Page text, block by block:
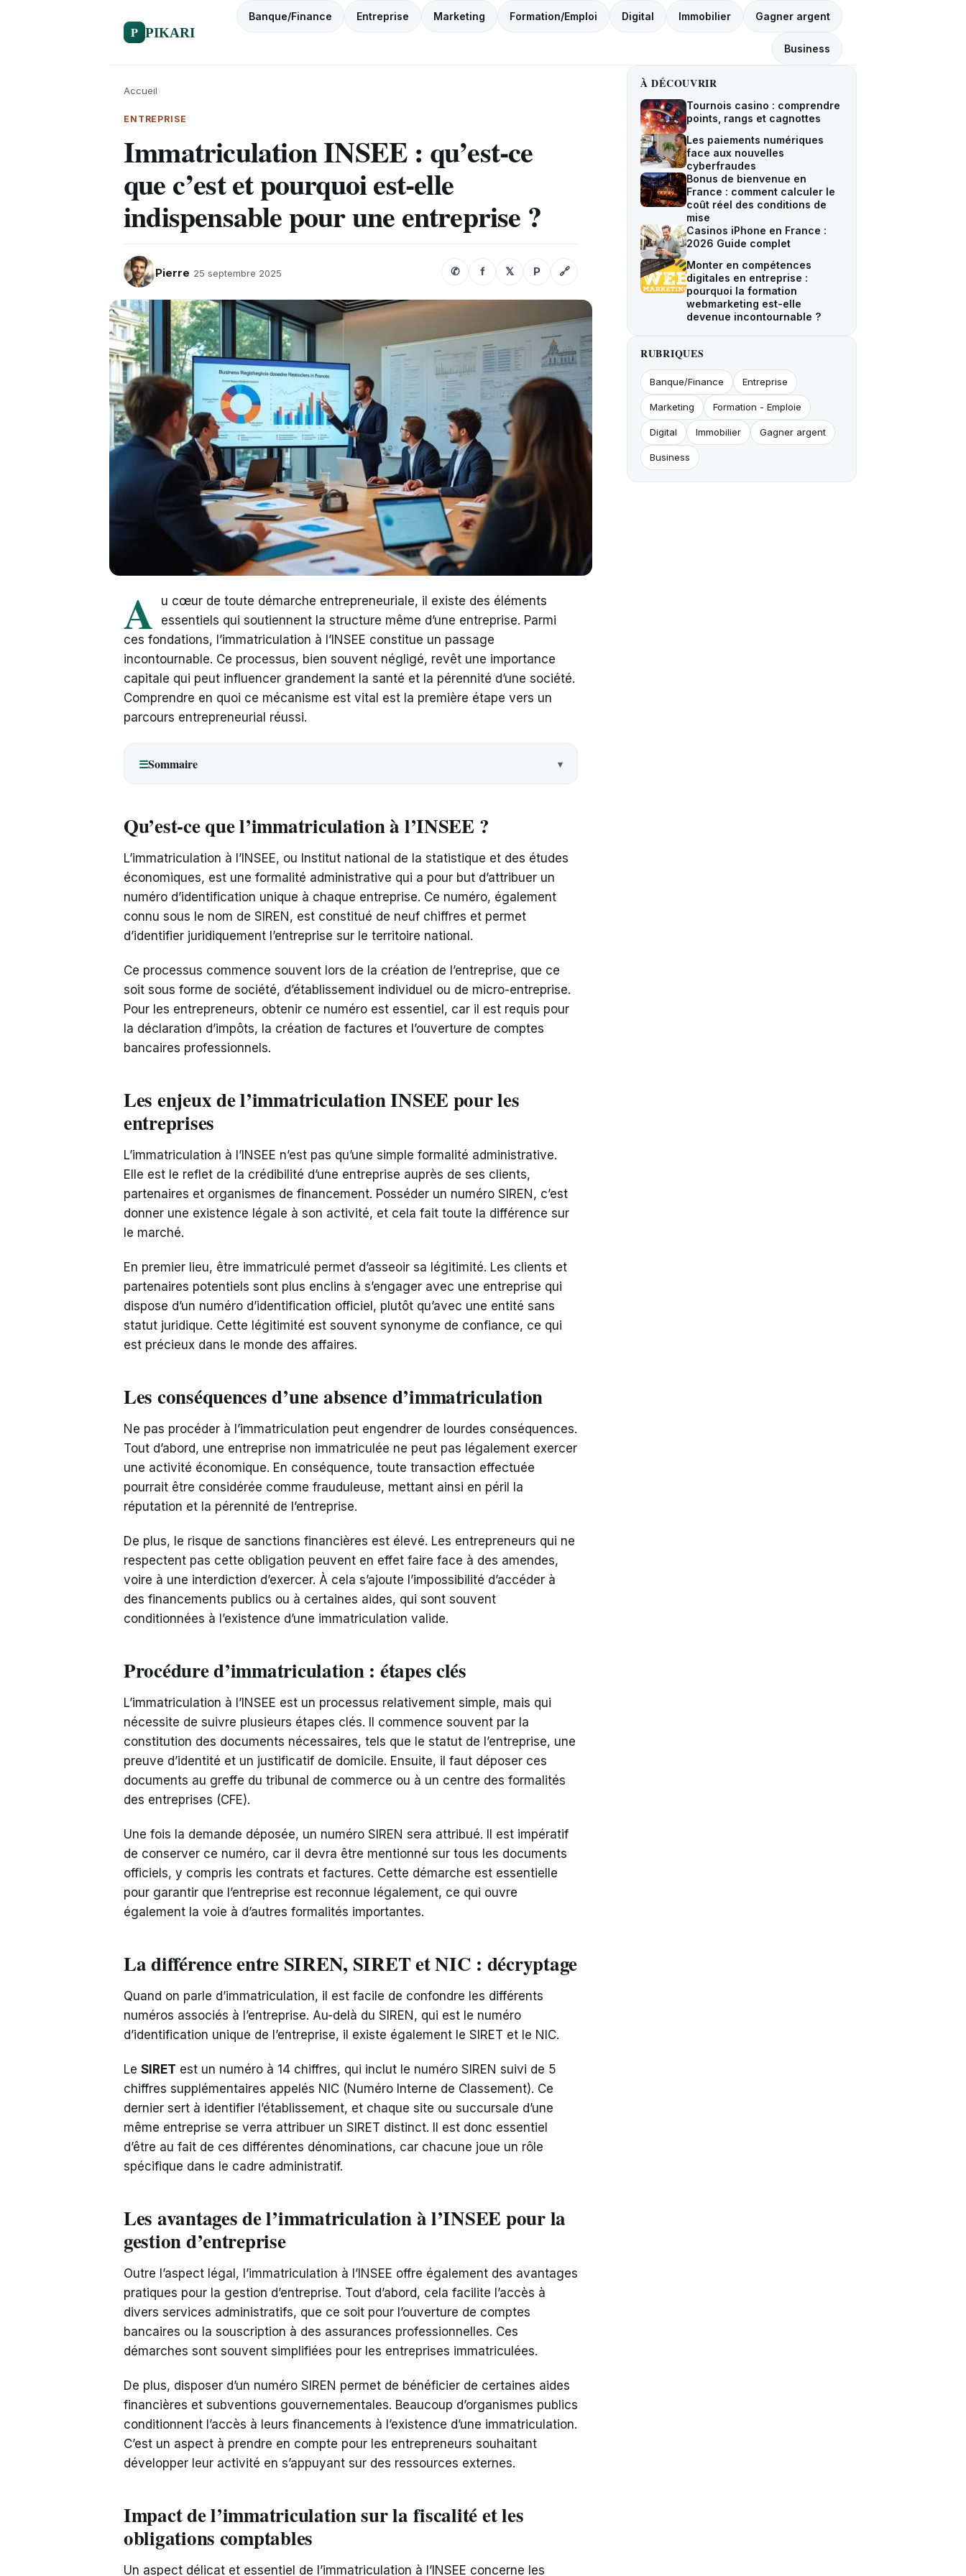
P PIKARI
Banque/Finance Entreprise Marketing Formation/Emploi Digital Immobilier Gagner argent
Business
Accueil›
ENTREPRISE
Immatriculation INSEE : qu’est-ce
que c’est et pourquoi est-elle
indispensable pour une entreprise ?
Pierre 25 septembre 2025 ✆ f 𝕏 P 🔗
A
u cœur de toute démarche entrepreneuriale, il existe des éléments
essentiels qui soutiennent la structure même d’une entreprise. Parmi
ces fondations, l’immatriculation à l’INSEE constitue un passage
incontournable. Ce processus, bien souvent négligé, revêt une importance
capitale qui peut influencer grandement la santé et la pérennité d’une société.
Comprendre en quoi ce mécanisme est vital est la première étape vers un
parcours entrepreneurial réussi.
☰Sommaire
Qu’est-ce que l’immatriculation à l’INSEE ?
L’immatriculation à l’INSEE, ou Institut national de la statistique et des études
économiques, est une formalité administrative qui a pour but d’attribuer un
numéro d’identification unique à chaque entreprise. Ce numéro, également
connu sous le nom de SIREN, est constitué de neuf chiffres et permet
d’identifier juridiquement l’entreprise sur le territoire national.
Ce processus commence souvent lors de la création de l’entreprise, que ce
soit sous forme de société, d’établissement individuel ou de micro-entreprise.
Pour les entrepreneurs, obtenir ce numéro est essentiel, car il est requis pour
la déclaration d’impôts, la création de factures et l’ouverture de comptes
bancaires professionnels.
Les enjeux de l’immatriculation INSEE pour les
entreprises
L’immatriculation à l’INSEE n’est pas qu’une simple formalité administrative.
Elle est le reflet de la crédibilité d’une entreprise auprès de ses clients,
partenaires et organismes de financement. Posséder un numéro SIREN, c’est
donner une existence légale à son activité, et cela fait toute la différence sur
le marché.
En premier lieu, être immatriculé permet d’asseoir sa légitimité. Les clients et
partenaires potentiels sont plus enclins à s’engager avec une entreprise qui
dispose d’un numéro d’identification officiel, plutôt qu’avec une entité sans
statut juridique. Cette légitimité est souvent synonyme de confiance, ce qui
est précieux dans le monde des affaires.
Les conséquences d’une absence d’immatriculation
Ne pas procéder à l’immatriculation peut engendrer de lourdes conséquences.
Tout d’abord, une entreprise non immatriculée ne peut pas légalement exercer
une activité économique. En conséquence, toute transaction effectuée
pourrait être considérée comme frauduleuse, mettant ainsi en péril la
réputation et la pérennité de l’entreprise.
De plus, le risque de sanctions financières est élevé. Les entrepreneurs qui ne
respectent pas cette obligation peuvent en effet faire face à des amendes,
voire à une interdiction d’exercer. À cela s’ajoute l’impossibilité d’accéder à
des financements publics ou à certaines aides, qui sont souvent
conditionnées à l’existence d’une immatriculation valide.
Procédure d’immatriculation : étapes clés
L’immatriculation à l’INSEE est un processus relativement simple, mais qui
nécessite de suivre plusieurs étapes clés. Il commence souvent par la
constitution des documents nécessaires, tels que le statut de l’entreprise, une
preuve d’identité et un justificatif de domicile. Ensuite, il faut déposer ces
documents au greffe du tribunal de commerce ou à un centre des formalités
des entreprises (CFE).
Une fois la demande déposée, un numéro SIREN sera attribué. Il est impératif
de conserver ce numéro, car il devra être mentionné sur tous les documents
officiels, y compris les contrats et factures. Cette démarche est essentielle
pour garantir que l’entreprise est reconnue légalement, ce qui ouvre
également la voie à d’autres formalités importantes.
La différence entre SIREN, SIRET et NIC : décryptage
Quand on parle d’immatriculation, il est facile de confondre les différents
numéros associés à l’entreprise. Au-delà du SIREN, qui est le numéro
d’identification unique de l’entreprise, il existe également le SIRET et le NIC.
Le SIRET est un numéro à 14 chiffres, qui inclut le numéro SIREN suivi de 5
chiffres supplémentaires appelés NIC (Numéro Interne de Classement). Ce
dernier sert à identifier l’établissement, et chaque site ou succursale d’une
même entreprise se verra attribuer un SIRET distinct. Il est donc essentiel
d’être au fait de ces différentes dénominations, car chacune joue un rôle
spécifique dans le cadre administratif.
Les avantages de l’immatriculation à l’INSEE pour la
gestion d’entreprise
Outre l’aspect légal, l’immatriculation à l’INSEE offre également des avantages
pratiques pour la gestion d’entreprise. Tout d’abord, cela facilite l’accès à
divers services administratifs, que ce soit pour l’ouverture de comptes
bancaires ou la souscription à des assurances professionnelles. Ces
démarches sont souvent simplifiées pour les entreprises immatriculées.
De plus, disposer d’un numéro SIREN permet de bénéficier de certaines aides
financières et subventions gouvernementales. Beaucoup d’organismes publics
conditionnent l’accès à leurs financements à l’existence d’une immatriculation.
C’est un aspect à prendre en compte pour les entrepreneurs souhaitant
développer leur activité en s’appuyant sur des ressources externes.
Impact de l’immatriculation sur la fiscalité et les
obligations comptables
Un aspect délicat et essentiel de l’immatriculation à l’INSEE concerne les
À DÉCOUVRIR
Tournois casino : comprendre
points, rangs et cagnottes
Les paiements numériques
face aux nouvelles
cyberfraudes
Bonus de bienvenue en
France : comment calculer le
coût réel des conditions de
mise
Casinos iPhone en France :
2026 Guide complet
Monter en compétences
digitales en entreprise :
pourquoi la formation
webmarketing est-elle
devenue incontournable ?
RUBRIQUES
Banque/Finance Entreprise
Marketing Formation - Emploie
Digital Immobilier Gagner argent
Business